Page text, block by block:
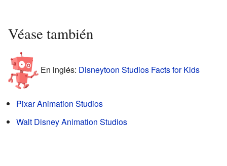
Véase también
En inglés: Disneytoon Studios Facts for Kids
Pixar Animation Studios
Walt Disney Animation Studios